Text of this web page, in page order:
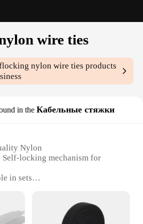
wire ties
nylon wire ties products
in the Кабельные стяжки
Nylon
Self-locking mechanism for
in sets
wires
Durable and resistant to